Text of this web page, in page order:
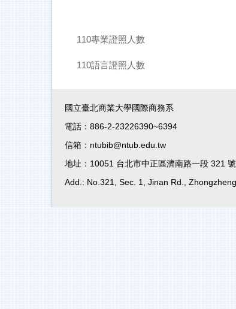
110專業證照人數
110語言證照人數
國立臺北商業大學國際商務系
電話：886-2-23226390~6394
信箱：ntubib@ntub.edu.tw
地址：10051 台北市中正區濟南路一段 321
Add.: No.321, Sec. 1, Jinan Rd.,